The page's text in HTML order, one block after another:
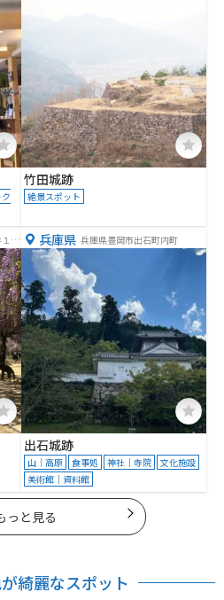
竹田城跡
絶景スポット
０
兵庫県 兵庫県豊岡市出石町内町
出石城跡
山｜高原 食事処 神社｜寺院
文化施設
美術館｜資料館
っと見る
綺麗なスポット